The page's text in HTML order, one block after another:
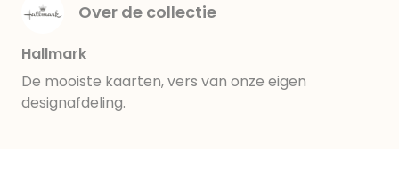
Over de collectie
Hallmark
De mooiste kaarten, vers van onze eigen
designafdeling.